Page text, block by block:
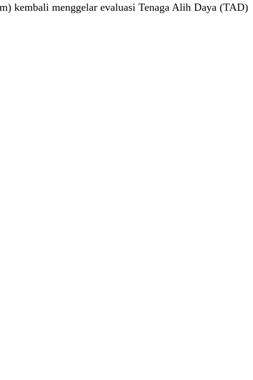
kembali menggelar evaluasi Tenaga Alih Daya (TAD)